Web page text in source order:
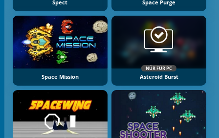
Spect Space Purge
Space Mission
NÜR FÜR PC
Asteroid Burst